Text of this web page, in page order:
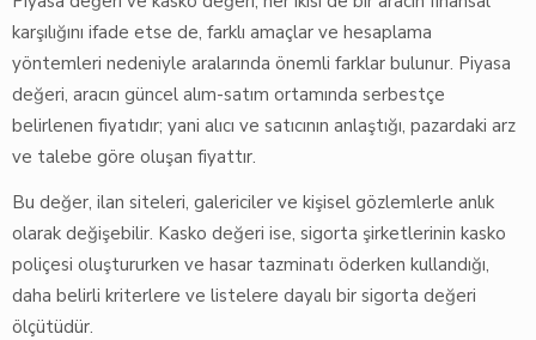
karşılığını ifade etse de, farklı amaçlar ve hesaplama
yöntemleri nedeniyle aralarında önemli farklar bulunur. Piyasa
değeri, aracın güncel alım-satım ortamında serbestçe
belirlenen fiyatıdır; yani alıcı ve satıcının anlaştığı, pazardaki arz
ve talebe göre oluşan fiyattır.
Bu değer, ilan siteleri, galericiler ve kişisel gözlemlerle anlık
olarak değişebilir. Kasko değeri ise, sigorta şirketlerinin kasko
poliçesi oluştururken ve hasar tazminatı öderken kullandığı,
daha belirli kriterlere ve listelere dayalı bir sigorta değeri
ölçütüdür.